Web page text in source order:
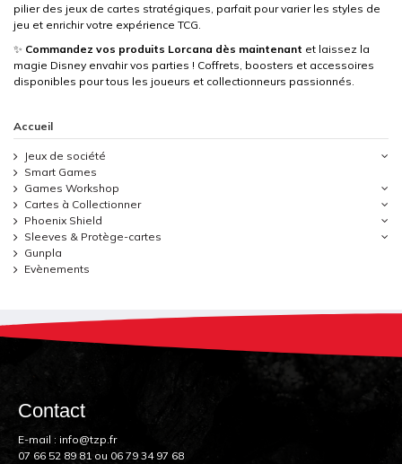
pilier des jeux de cartes stratégiques, parfait pour varier les styles de
jeu et enrichir votre expérience TCG.
✨ Commandez vos produits Lorcana dès maintenant et laissez la
magie Disney envahir vos parties ! Coffrets, boosters et accessoires
disponibles pour tous les joueurs et collectionneurs passionnés.
Accueil
Jeux de société
Smart Games
Games Workshop
Cartes à Collectionner
Phoenix Shield
Sleeves & Protège-cartes
Gunpla
Evènements
Contact
E-mail : info@tzp.fr
07 66 52 89 81 ou 06 79 34 97 68